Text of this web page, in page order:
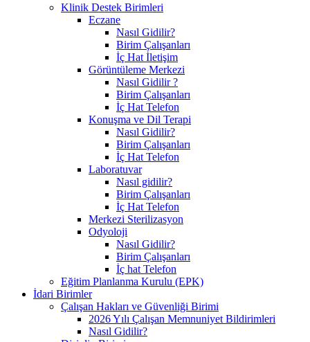
Klinik Destek Birimleri
Eczane
Nasıl Gidilir?
Birim Çalışanları
İç Hat İletişim
Görüntüleme Merkezi
Nasıl Gidilir ?
Birim Çalışanları
İç Hat Telefon
Konuşma ve Dil Terapi
Nasıl Gidilir?
Birim Çalışanları
İç Hat Telefon
Laboratuvar
Nasıl gidilir?
Birim Çalışanları
İç Hat Telefon
Merkezi Sterilizasyon
Odyoloji
Nasıl Gidilir?
Birim Çalışanları
İç hat Telefon
Eğitim Planlanma Kurulu (EPK)
İdari Birimler
Çalışan Hakları ve Güvenliği Birimi
2026 Yılı Çalışan Memnuniyet Bildirimleri
Nasıl Gidilir?